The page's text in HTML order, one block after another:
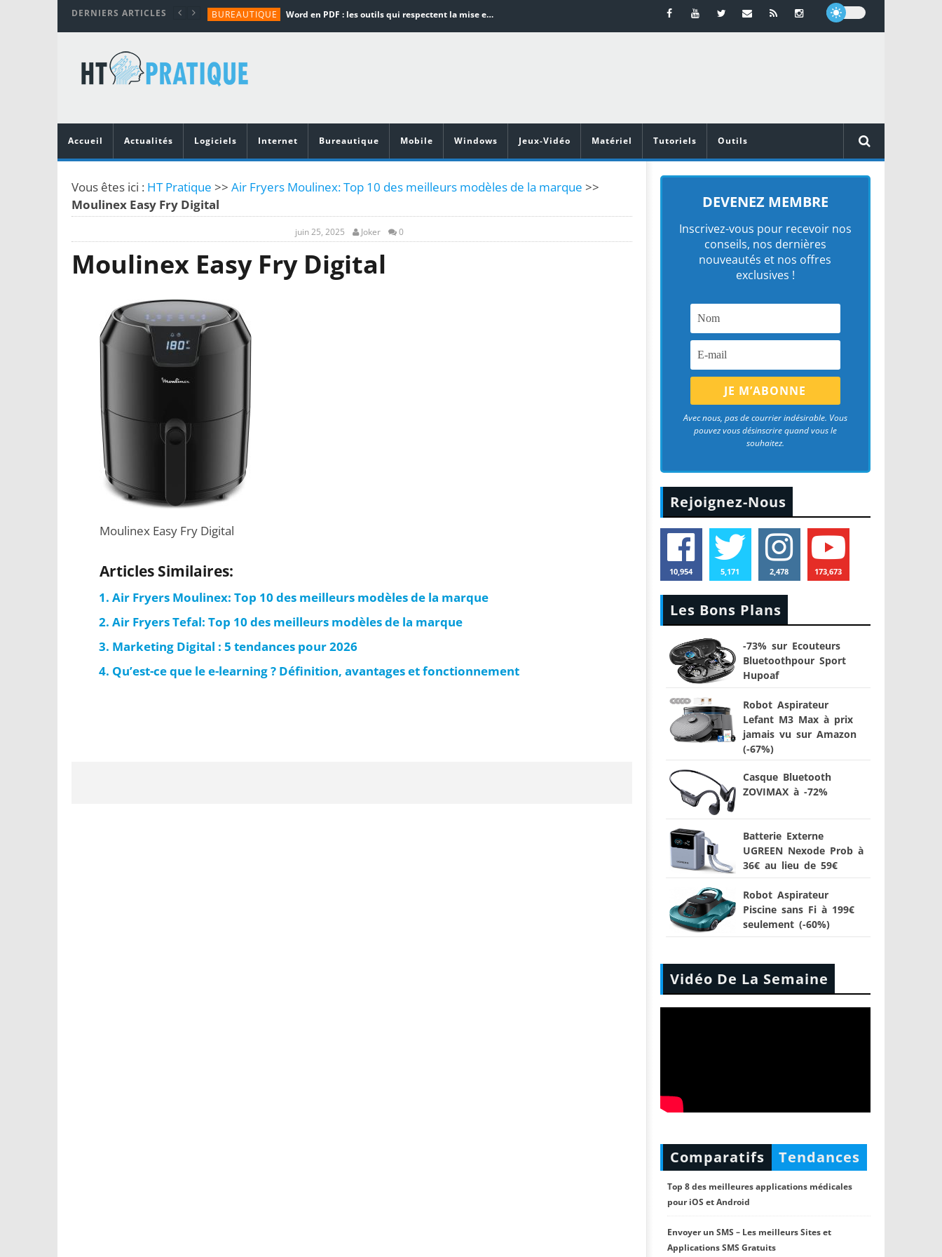
DERNIERS ARTICLES BUREAUTIQUE Word en PDF : les outils qui respectent la mise en page
TUTORIALS
MATÉRIEL
Vidéoprojecteurs Asus : Top 6 des meilleurs modèles de la marque
Accueil
Actualités Logiciels Internet Bureautique Mobile Windows Jeux-Vidéo Matériel Tutoriels Outils
Vous êtes ici : HT Pratique >> Air Fryers Moulinex: Top 10 des meilleurs modèles de la marque >>
Moulinex Easy Fry Digital
juin 25, 2025 Joker 0
Moulinex Easy Fry Digital
Moulinex Easy Fry Digital
Articles Similaires:
Air Fryers Moulinex: Top 10 des meilleurs modèles de la marque
Air Fryers Tefal: Top 10 des meilleurs modèles de la marque
Marketing Digital : 5 tendances pour 2026
Qu’est-ce que le e-learning ? Définition, avantages et fonctionnement
DEVENEZ MEMBRE
Inscrivez-vous pour recevoir nos
conseils, nos dernières
nouveautés et nos offres
exclusives !
Avec nous, pas de courrier indésirable. Vous
pouvez vous désinscrire quand vous le
souhaitez.
Rejoignez-Nous
10,954 5,171 2,478 173,673
Les Bons Plans
-73% sur Ecouteurs
Bluetoothpour Sport
Hupoaf
Robot Aspirateur
Lefant M3 Max à prix
jamais vu sur Amazon
(-67%)
Casque Bluetooth
ZOVIMAX à -72%
Batterie Externe
UGREEN Nexode Prob à
36€ au lieu de 59€
Robot Aspirateur
Piscine sans Fi à 199€
seulement (-60%)
Vidéo De La Semaine
Comparatifs Tendances
Top 8 des meilleures applications médicales
pour iOS et Android
Envoyer un SMS – Les meilleurs Sites et
Applications SMS Gratuits